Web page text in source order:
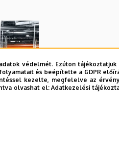
védelmét. Ezúton tájékoztatjuk
és beépítette a GDPR
kezelte, megfelelve az
olvashat el:Adatkezelési